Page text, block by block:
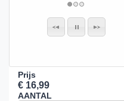
Prijs
€ 16,99
AANTAL